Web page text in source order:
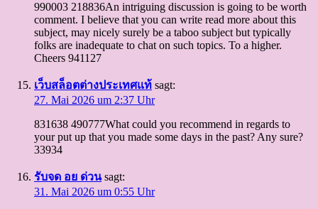
990003 218836An intriguing discussion is going to be worth
comment. I believe that you can write read more about this
subject, may nicely surely be a taboo subject but typically
folks are inadequate to chat on such topics. To a higher.
Cheers 941127
เว็บสล็อตต่างประเทศแท้ sagt:
27. Mai 2026 um 2:37 Uhr
831638 490777What could you recommend in regards to
your put up that you made some days in the past? Any sure?
33934
รับจด อย ด่วน sagt:
31. Mai 2026 um 0:55 Uhr